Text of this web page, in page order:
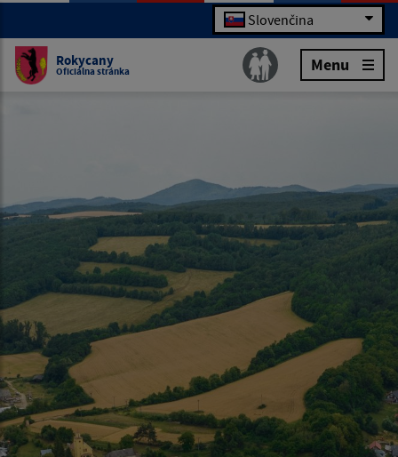
Slovenčina
Rokycany
Oficiálna stránka Menu